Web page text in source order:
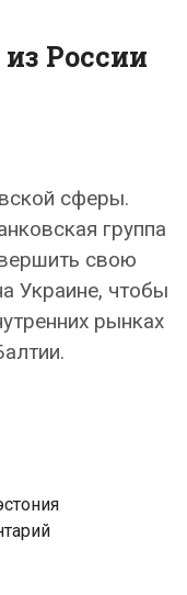
России
сферы.
группа
свою
Украине, чтобы
рынках